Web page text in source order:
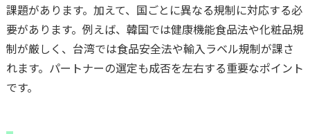
課題があります。加えて、国ごとに異なる規制に対応する必
要があります。例えば、韓国では健康機能食品法や化粧品規
制が厳しく、台湾では食品安全法や輸入ラベル規制が課さ
れます。パートナーの選定も成否を左右する重要なポイント
です。